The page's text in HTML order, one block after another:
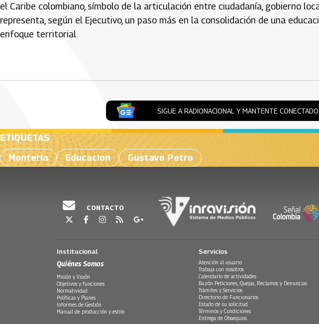
el Caribe colombiano, símbolo de la articulación entre ciudadanía, gobierno
representa, según el Ejecutivo, un paso más en la consolidación de una
enfoque territorial.
SIGUE A RADIONACIONAL Y MANTENTE CONECTADO
ETIQUETAS
Monteria
Educacion Gustavo Petro
CONTACTO
Institucional
Quiénes Somos
Misión y Visión
Objetivos y funciones
Normatividad
Políticas y Planes
Informes de Gestión
Manual de producción y estilo
Servicios
Atención al usuario
Trabaja con nosotros
Calendario de actividades
Buzón Peticiones, Quejas, Reclamos y Denuncias
Trámites y Servicios
Directorio de Funcionarios
Estado de su solicitud
Términos y Condiciones
Entrega de Obsequios